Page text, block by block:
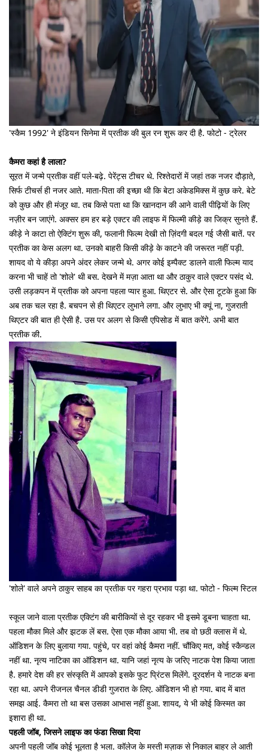
'स्कैम 1992' ने इंडियन सिनेमा में प्रतीक की बुल रन शुरू कर दी है. फोटो - ट्रेलर
कैमरा कहां है लाला?
सूरत में जन्मे प्रतीक वहीं पले-बढ़े. पेरेंट्स टीचर थे. रिश्तेदारों में जहां तक नजर दौड़ाते,
सिर्फ टीचर्स ही नजर आते. माता-पिता की इच्छा थी कि बेटा अकेडमिक्स में कुछ करे. बेटे
को कुछ और ही मंजूर था. तब किसे पता था कि खानदान की आने वाली पीढ़ियों के लिए
नज़ीर बन जाएंगे. अक्सर हम हर बड़े एक्टर की लाइफ में फिल्मी कीड़े का जिक्र सुनते हैं.
कीड़े ने काटा तो ऐक्टिंग शुरू की, फलानी फिल्म देखी तो ज़िंदगी बदल गई जैसी बातें. पर
प्रतीक का केस अलग था. उनको बाहरी किसी कीड़े के काटने की जरूरत नहीं पड़ी.
शायद वो ये कीड़ा अपने अंदर लेकर जन्मे थे. अगर कोई इम्पैक्ट डालने वाली फिल्म याद
करना भी चाहें तो 'शोले' थी बस. देखने में मज़ा आता था और ठाकुर वाले एक्टर पसंद थे.
उसी लड़कपन में प्रतीक को अपना पहला प्यार हुआ. थिएटर से. और ऐसा टूटके हुआ कि
अब तक चल रहा है. बचपन से ही थिएटर लुभाने लगा. और लुभाए भी क्यूं ना, गुजराती
थिएटर की बात ही ऐसी है. उस पर अलग से किसी एपिसोड में बात करेंगे. अभी बात
प्रतीक की.
'शोले' वाले अपने ठाकुर साहब का प्रतीक पर गहरा प्रभाव पड़ा था. फोटो - फिल्म स्टिल
स्कूल जाने वाला प्रतीक एक्टिंग की बारीकियों से दूर रहकर भी इसमे डूबना चाहता था.
पहला मौका मिले और झटक लें बस. ऐसा एक मौका आया भी. तब वो छठी क्लास में थे.
ऑडिशन के लिए बुलाया गया. पहुंचे, पर वहां कोई कैमरा नहीं. चौंकिए मत, कोई स्कैन्डल
नहीं था. नृत्य नाटिका का ऑडिशन था. यानि जहां नृत्य के जरिए नाटक पेश किया जाता
है. हमारे देश की हर संस्कृति में आपको इसके फुट प्रिंटस मिलेंगे. दूरदर्शन ये नाटक बना
रहा था. अपने रीजनल चैनल डीडी गुजरात के लिए. ऑडिशन भी हो गया. बाद में बात
समझ आई. कैमरा तो था बस उसका आभास नहीं हुआ. शायद, ये भी कोई किस्मत का
इशारा ही था.
पहली जॉब, जिसने लाइफ का फंडा सिखा दिया
अपनी पहली जॉब कोई भूलता है भला. कॉलेज के मस्ती मज़ाक से निकाल बाहर ले आती